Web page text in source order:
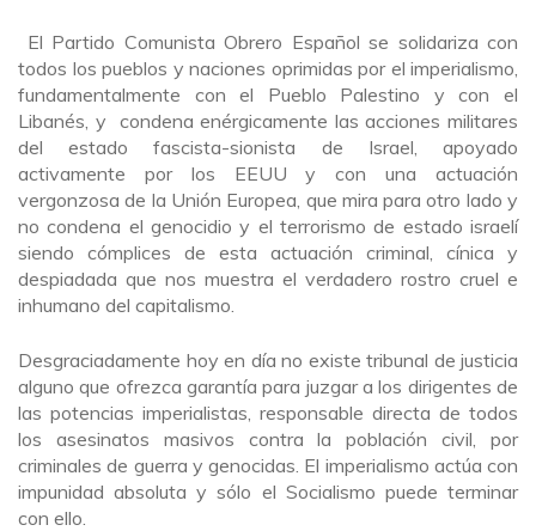
El Partido Comunista Obrero Español se solidariza con
todos los pueblos y naciones oprimidas por el imperialismo,
fundamentalmente con el Pueblo Palestino y con el
Libanés, y condena enérgicamente las acciones militares
del estado fascista-sionista de Israel, apoyado
activamente por los EEUU y con una actuación
vergonzosa de la Unión Europea, que mira para otro lado y
no condena el genocidio y el terrorismo de estado israelí
siendo cómplices de esta actuación criminal, cínica y
despiadada que nos muestra el verdadero rostro cruel e
inhumano del capitalismo.
Desgraciadamente hoy en día no existe tribunal de justicia
alguno que ofrezca garantía para juzgar a los dirigentes de
las potencias imperialistas, responsable directa de todos
los asesinatos masivos contra la población civil, por
criminales de guerra y genocidas. El imperialismo actúa con
impunidad absoluta y sólo el Socialismo puede terminar
con ello.